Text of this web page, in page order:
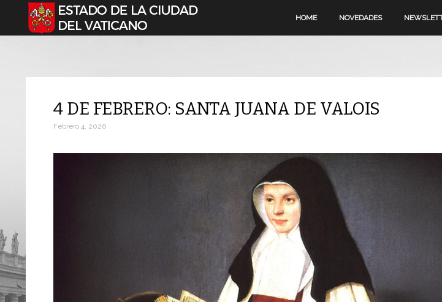
Seleccione su idioma HOME NOVEDADES
4 DE FEBRERO: SANTA JUANA DE VALOIS
Febrero 4, 2026